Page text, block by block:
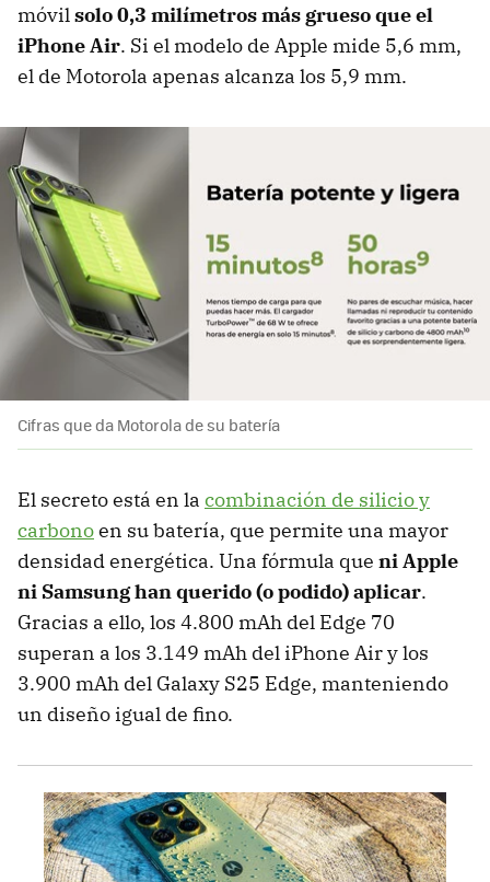
móvilsolo 0,3 milímetros más grueso que el
iPhone Air. Si el modelo de Apple mide 5,6 mm,
el de Motorola apenas alcanza los 5,9 mm.
Cifras que da Motorola de su batería
El secreto está en la combinación de silicio y
carbonoen su batería, que permite una mayor
densidad energética. Una fórmula que ni Apple
ni Samsung han querido (o podido) aplicar.
Gracias a ello, los 4.800 mAh del Edge 70
superan a los 3.149 mAh del iPhone Air y los
3.900 mAh del Galaxy S25 Edge, manteniendo
un diseño igual de fino.